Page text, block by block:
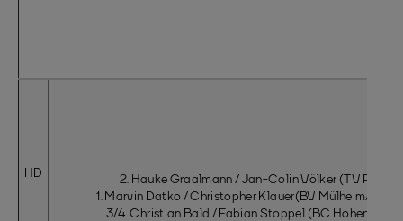
HD 2. Hauke Graalmann / Jan-Colin Völker (TV
1. Marvin Datko / Christopher Klauer(BV Mülheim/Tv
3/4. Christian Bald / Fabian Stoppel (BC